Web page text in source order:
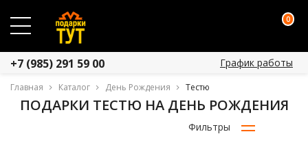
0
+7 (985) 291 59 00 График работы
Главная Каталог День Рождения Тестю
ПОДАРКИ ТЕСТЮ НА ДЕНЬ РОЖДЕНИЯ
Фильтры